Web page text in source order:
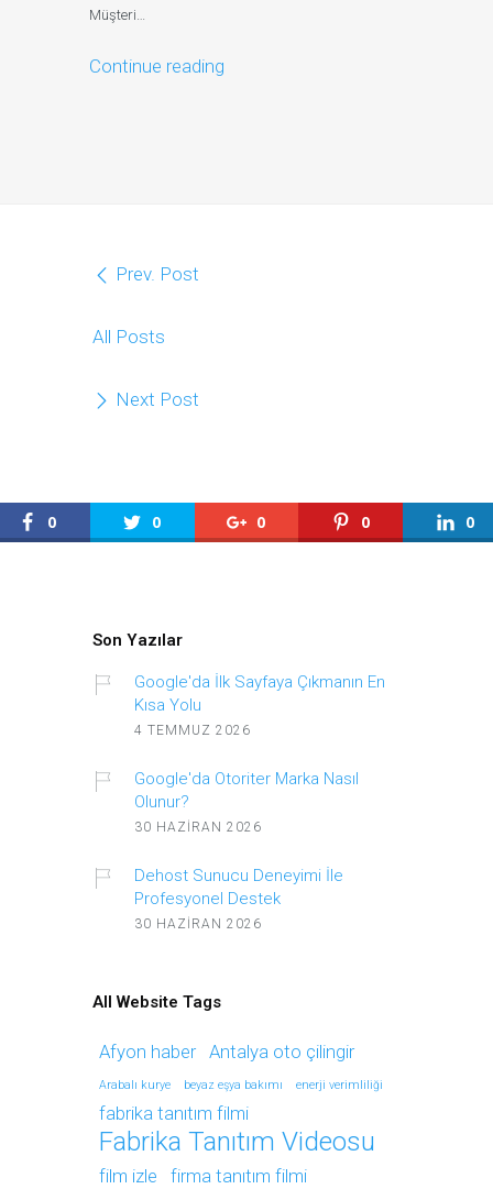
Müşteri…
Continue reading
Prev. Post
All Posts
Next Post
0 0 0 0 0
Son Yazılar
Google'da İlk Sayfaya Çıkmanın En
Kısa Yolu
4 TEMMUZ 2026
Google'da Otoriter Marka Nasıl
Olunur?
30 HAZIRAN 2026
Dehost Sunucu Deneyimi İle
Profesyonel Destek
30 HAZIRAN 2026
All Website Tags
Afyon haber Antalya oto çilingir
Arabalı kurye beyaz eşya bakımı enerji verimliliği
fabrika tanıtım filmi
Fabrika Tanıtım Videosu
film izle
firma tanıtım filmi